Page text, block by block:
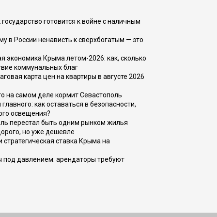
готовится к войне с наличным
в России ненависть к сверхбогатым — это
экономика Крыма летом-2026: как, сколько
коммунальных благ
карта цен на квартиры в августе 2026
на самом деле кормит Севастополь
как оставаться в безопасности,
освещения?
перестал быть одним рынком жилья
но уже дешевле
стратегическая ставка Крыма на
под давлением: арендаторы требуют